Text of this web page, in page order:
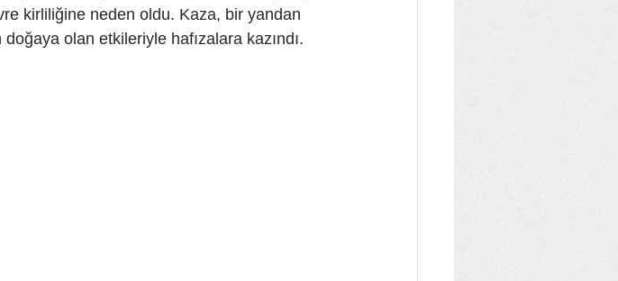
kirliliğine neden oldu. Kaza, bir yandan
olan etkileriyle hafızalara kazındı.